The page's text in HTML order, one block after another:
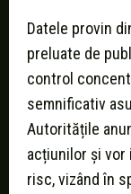
Datele provin
preluate de
control
semnificativ
Autoritățile
acțiunilor și
risc, vizând în